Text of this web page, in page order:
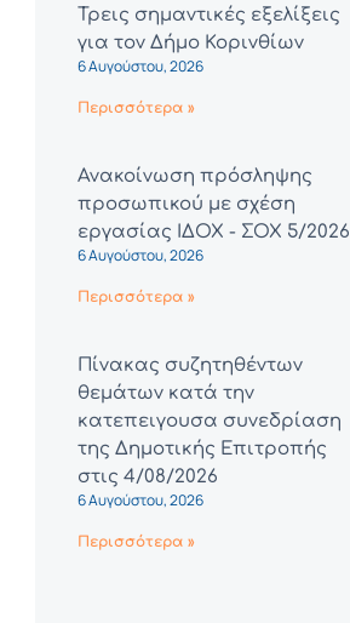
Τρεις σημαντικές εξελίξεις
για τον Δήμο Κορινθίων
6 Αυγούστου, 2026
Περισσότερα »
Ανακοίνωση πρόσληψης
προσωπικού με σχέση
εργασίας ΙΔΟΧ - ΣΟΧ 5/2026
6 Αυγούστου, 2026
Περισσότερα »
Πίνακας συζητηθέντων
θεμάτων κατά την
κατεπειγουσα συνεδρίαση
της Δημοτικής Επιτροπής
στις 4/08/2026
6 Αυγούστου, 2026
Περισσότερα »